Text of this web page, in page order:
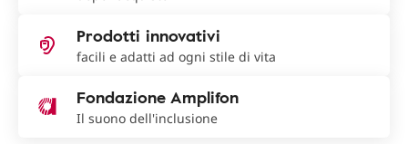
Prodotti innovativi
facili e adatti ad ogni stile di vita
Fondazione Amplifon
Il suono dell'inclusione